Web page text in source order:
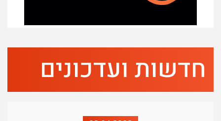
חדשות ועדכונים